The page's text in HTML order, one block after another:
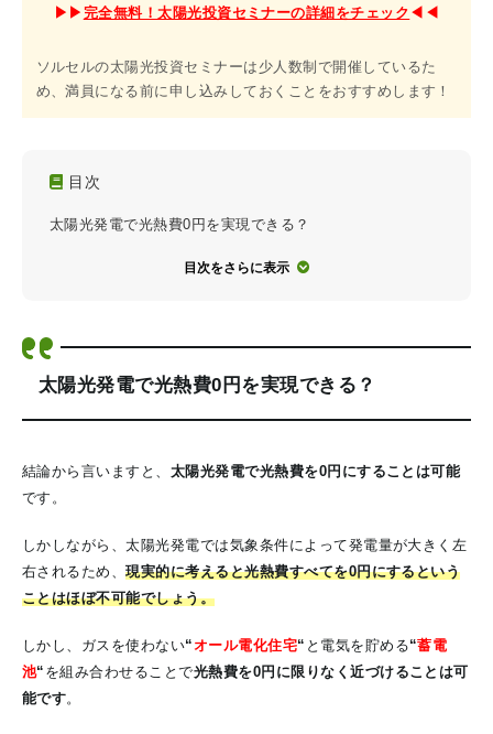
▶︎▶︎ 完全無料！太陽光投資セミナーの詳細をチェック ◀︎◀︎
ソルセルの太陽光投資セミナーは少人数制で開催しているた
め、満員になる前に申し込みしておくことをおすすめします！
目次
太陽光発電で光熱費0円を実現できる？
目次をさらに表示
太陽光発電で光熱費0円を実現できる？
結論から言いますと、 太陽光発電で光熱費を0円にすることは可能
です。
しかしながら、太陽光発電では気象条件によって発電量が大きく左
右されるため、現実的に考えると光熱費すべてを0円にするという
ことはほぼ不可能でしょう。
しかし、ガスを使わない“オール電化住宅“ と電気を貯める“蓄電
池“ を組み合わせることで光熱費を0円に限りなく近づけることは可
能です。